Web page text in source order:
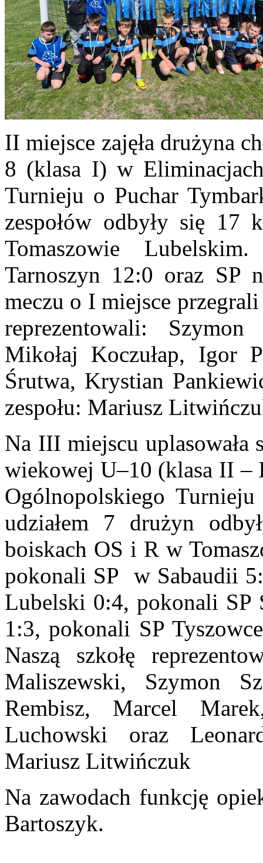
II miejsce zajęła drużyna
8 (klasa I) w
Turnieju o Puchar
zespołów odbyły się
Tomaszowie
Tarnoszyn 12:0 oraz SP
meczu o I miejsce przegrali
reprezentowali:
Mikołaj Koczułap, Igor
Śrutwa, Krystian
zespołu: Mariusz
Na III miejscu uplasowała
wiekowej U–10 (klasa II
Ogólnopolskiego
udziałem 7 drużyn
boiskach OS i R w
pokonali SP w Sabaudii
Lubelski 0:4, pokonali SP
1:3, pokonali SP
Naszą szkołę
Maliszewski, Szymon
Rembisz, Marcel
Luchowski oraz
Mariusz Litwińczuk
Na zawodach funkcję
Bartoszyk.